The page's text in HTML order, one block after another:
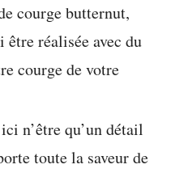
courge butternut,
être réalisée avec du
courge de votre
n’être qu’un détail
toute la saveur de